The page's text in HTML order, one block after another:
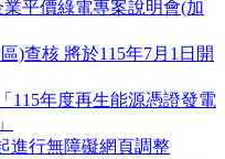
平價綠電專案說明會(加
)查核 將於115年7月1日開
115年度再生能源憑證發電
進行無障礙網頁調整